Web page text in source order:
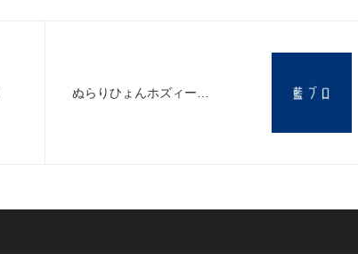
ぬらりひょんホズィー…